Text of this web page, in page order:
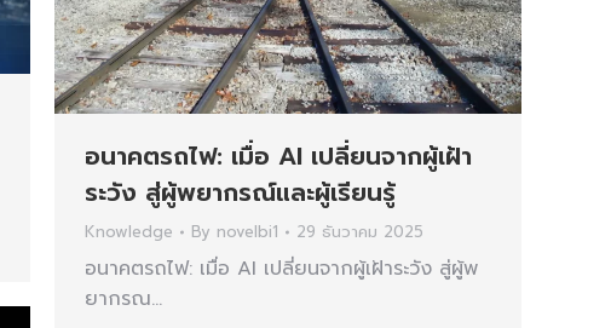
อนาคตรถไฟ: เมื่อ AI เปลี่ยนจากผู้เฝ้า
ระวัง สู่ผู้พยากรณ์และผู้เรียนรู้
Knowledge By novelbi1 29 ธันวาคม 2025
อนาคตรถไฟ: เมื่อ AI เปลี่ยนจากผู้เฝ้าระวัง สู่ผู้พ
ยากรณ…